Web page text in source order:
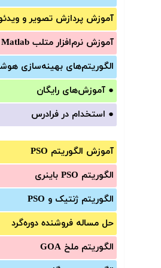
آموزش‌ پردازش تصویر و
آموزش‌ نرم‌افزار متلب Matlab
الگوریتم‌های بهینه‌سازی
● آموزش‌های رایگان
● استخدام در فرادرس
آموزش الگوریتم PSO
الگوریتم PSO باینری
الگوریتم ژنتیک و PSO
حل مساله فروشنده دوره‌گرد
الگوریتم ملخ GOA